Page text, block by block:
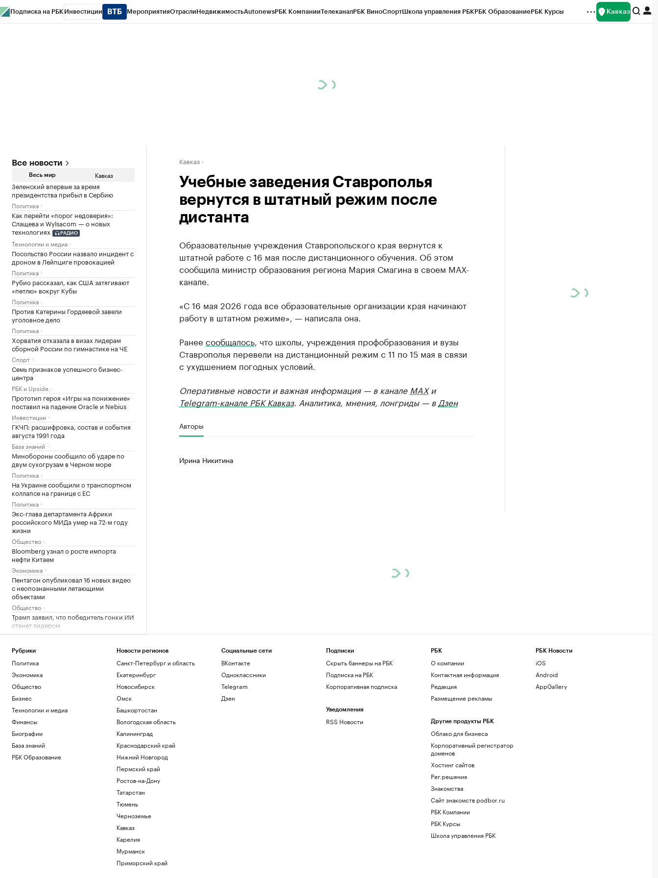
Подписка на РБК Инвестиции МероприятияОтраслиНедвижимостьAutonewsРБК КомпанииТелеканалРБК ВиноСпортШкола управления РБКРБК ОбразованиеРБК Курсы Кавказ
Все новости
Весь мир Кавказ
Зеленский впервые за время
президентства прибыл в Сербию
Политика
Как перейти «порог недоверия»:
Слащева и Wylsacom — о новых
технологиях
РАДИО
Технологии и медиа
Посольство России назвало инцидент с
дроном в Лейпциге провокацией
Политика
Рубио рассказал, как США затягивают
«петлю» вокруг Кубы
Политика
Против Катерины Гордеевой завели
уголовное дело
Политика
Хорватия отказала в визах лидерам
сборной России по гимнастике на ЧЕ
Спорт
Семь признаков успешного бизнес-
центра
РБК и Upside
Прототип героя «Игры на понижение»
поставил на падение Oracle и Nebius
Инвестиции
ГКЧП: расшифровка, состав и события
августа 1991 года
База знаний
Минобороны сообщило об ударе по
двум сухогрузам в Черном море
Политика
На Украине сообщили о транспортном
коллапсе на границе с ЕС
Политика
Экс-глава департамента Африки
российского МИДа умер на 72-м году
жизни
Общество
Bloomberg узнал о росте импорта
нефти Китаем
Экономика
Пентагон опубликовал 16 новых видео
с неопознанными летающими
объектами
Общество
Трамп заявил, что победитель гонки ИИ
станет лидером
Технологии и медиа
сократить расходы
Общество
Когда ВС России отменяет наказание
для пьяных за рулем. Список
исключений
Авто
Объем параллельного импорта в
Россию сократился на 23% за полгода
Экономика
Суд Петербурга вынес приговор экс-
главе НИИ вакцин и сывороток Трухину
Общество
В каких регионах ослабили меры по
бензину. Карта и актуальная ситуация
Кавказ
Учебные заведения Ставрополья
вернутся в штатный режим после
дистанта
Образовательные учреждения Ставропольского края вернутся к
штатной работе с 16 мая после дистанционного обучения. Об этом
сообщила министр образования региона Мария Смагина в своем МАХ-
канале.
«С 16 мая 2026 года все образовательные организации края начинают
работу в штатном режиме», — написала она.
Ранее сообщалось, что школы, учреждения профобразования и вузы
Ставрополья перевели на дистанционный режим с 11 по 15 мая в связи
с ухудшением погодных условий.
Оперативные новости и важная информация — в канале MAXи
Telegram-канале РБК Кавказ. Аналитика, мнения, лонгриды — в Дзен
Авторы
Ирина Никитина
Рубрики
Политика
Экономика
Общество
Бизнес
Технологии и медиа
Финансы
Биографии
База знаний
РБК Образование
Новости регионов
Санкт-Петербург и область
Екатеринбург
Новосибирск
Омск
Башкортостан
Вологодская область
Калининград
Краснодарский край
Нижний Новгород
Пермский край
Ростов-на-Дону
Татарстан
Тюмень
Черноземье
Кавказ
Карелия
Мурманск
Приморский край
Социальные сети
ВКонтакте
Одноклассники
Telegram
Дзен
Подписки
Скрыть баннеры на РБК
Подписка на РБК
Корпоративная подписка
Уведомления
RSS Новости
РБК
О компании
Контактная информация
Редакция
Размещение рекламы
Другие продукты РБК
Облако для бизнеса
Корпоративный регистратор
доменов
Хостинг сайтов
Рег.решения
Знакомства
Сайт знакомств podbor.ru
РБК Компании
РБК Курсы
Школа управления РБК
РБК Новости
iOS
Android
AppGallery